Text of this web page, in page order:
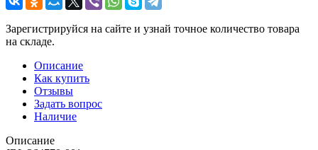
Зарегистрируйся на сайте и узнай точное количество товара
на складе.
Описание
Как купить
Отзывы
Задать вопрос
Наличие
Описание